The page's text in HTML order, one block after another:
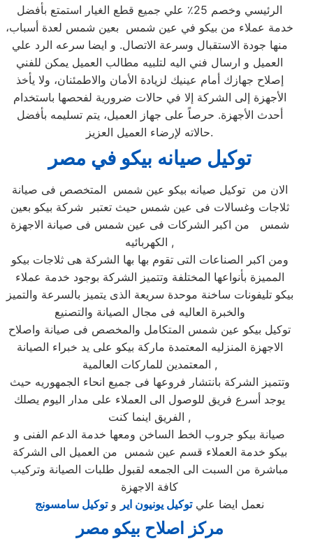
الرئيسي وخصم 25٪ علي جميع قطع الغيار استمتع بأفضل
خدمة عملاء من بيكو في عين شمس بعين شمس لعدة أسباب،
منها جودة الاستقبال وسرعة الاتصال. و ايضا سرعه الرد علي
العميل و ارسال فني اليه لتلبيه مطالب العميل يمكن للفني
إصلاح جهازك أمام عينيك لزيادة الأمان والاطمئنان، ولا يأخذ
الأجهزة إلى الشركة إلا في حالات ضرورية لفحصها باستخدام
أحدث الأجهزة. حرصاً على جهاز العميل، يتم تسليمه بأفضل
حالاته لإرضاء العميل العزيز.
توكيل صيانه بيكو في مصر
الان من توكيل صيانه بيكو عين شمس المتخصص فى صيانة
ثلاجات وغسالات فى عين شمس حيث تعتبر شركة بيكو بعين
شمس من اكبر الشركات فى عين شمس فى صيانة الاجهزة
الكهربائيه ,
ومن اكبر الصناعات التى تقوم بها بها الشركة هى ثلاجات بيكو
المميزة بأنواعها المختلفة وتتميز الشركة بوجود خدمة عملاء
بيكو تليفونات ساخنة موحدة سريعة الذى يتميز بالسرعة والتميز
والخبرة العاليه فى مجال الصيانة والتصنيع
توكيل بيكو عين شمس المتكامل والمخصص فى صيانة واصلاح
الاجهزة المنزليه المعتمدة ماركة بيكو على يد خبراء الصيانة
المعتمدين للماركات العالمية ,
وتتميز الشركة بانتشار فروعها فى جميع انحاء الجمهوريه حيث
يوجد أسرع فريق للوصول الى العملاء على مدار اليوم يصلك
الفريق اينما كنت ,
صيانة بيكو جروب الخط الساخن ومعها خدمة الدعم الفنى و
بيكو خدمة العملاء قسم عين شمس من العميل الى الشركة
مباشرة من السبت الى الجمعه لقبول طلبات الصيانة وتركيب
كافة الاجهزة
نعمل ايضا عليتوكيل يونيون اير وتوكيل سامسونج
مركز اصلاح بيكو مصر